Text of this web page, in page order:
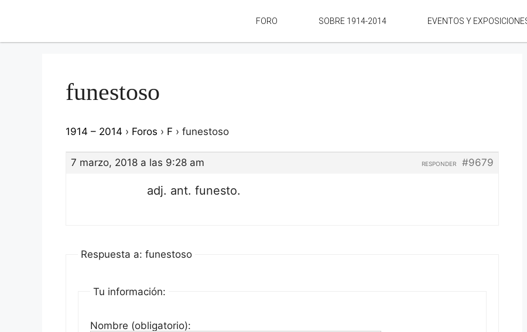
FORO SOBRE 1914-2014 EVENTOS Y
funestoso
1914 – 2014 › Foros › F › funestoso
7 marzo, 2018 a las 9:28 am #9679
RESPONDER
adj. ant. funesto.
Respuesta a: funestoso
Tu información:
Nombre (obligatorio):